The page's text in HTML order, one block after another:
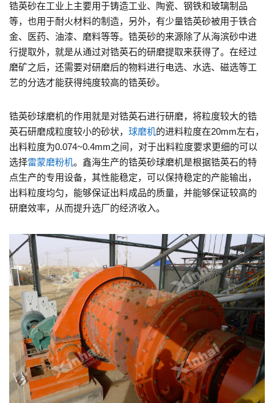
锆英砂在工业上主要用于铸造工业、陶瓷、钢铁和玻璃制品
等，也用于耐火材料的制造，另外，有少量锆英砂被用于铁合
金、医药、油漆、磨料等等。锆英砂的来源除了从海滨砂中进
行提取外，就是从通过对锆英石的研磨提取来获得了。在经过
磨矿之后，还需要对研磨后的物料进行电选、水选、磁选等工
艺的分选才能获得纯度较高的锆英砂。
锆英砂球磨机的作用就是对锆英石进行研磨，将粒度较大的锆
英石研磨成粒度较小的砂状， 球磨机的进料粒度在20mm左右，
出料粒度为0.074~0.4mm之间，对于出料粒度要求更细的可以
选择雷蒙磨粉机。鑫海生产的锆英砂球磨机是根据锆英石的特
点生产的专用设备，其性能稳定，可以保持稳定的产能输出，
出料粒度均匀，能够保证出料成品的质量，并能够保证较高的
研磨效率，从而提升选厂的经济收入。